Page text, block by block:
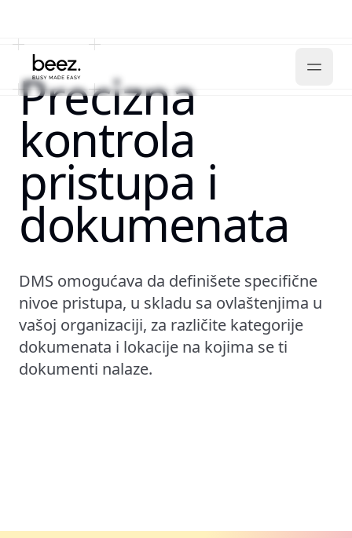
Precizna
kontrola
pristupa i
dokumenata
DMS omogućava da definišete specifične
nivoe pristupa, u skladu sa ovlaštenjima u
vašoj organizaciji, za različite kategorije
dokumenata i lokacije na kojima se ti
dokumenti nalaze.